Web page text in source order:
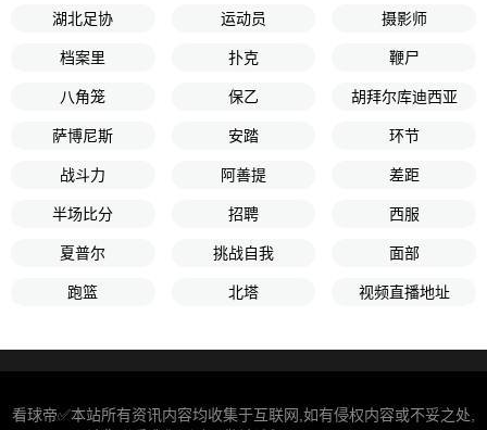
湖北足协 运动员 摄影师
档案里 扑克 鞭尸
八角笼 保乙 胡拜尔库迪西亚
萨博尼斯 安踏 环节
战斗力 阿善提 差距
半场比分 招聘 西服
夏普尔 挑战自我 面部
跑篮 北塔 视频直播地址
看球帝✅本站所有资讯内容均收集于互联网,如有侵权内容或不妥之处,